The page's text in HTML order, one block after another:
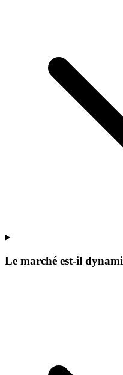
Le marché est-il